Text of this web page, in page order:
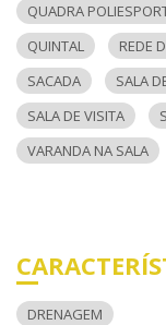
QUADRA
QUINTAL
REDE
SACADA
SALA
SALA DE VISITA
VARANDA NA SALA
DRENAGEM